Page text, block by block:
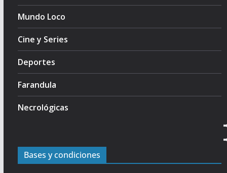
Mundo Loco
Cine y Series
Deportes
Farandula
Necrológicas
Bases y condiciones